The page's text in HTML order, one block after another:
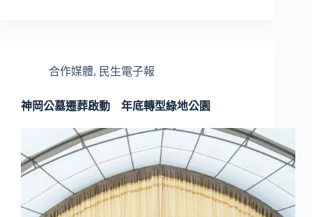
合作媒體, 民生電子報
神岡公墓遷葬啟動 年底轉型綠地公園